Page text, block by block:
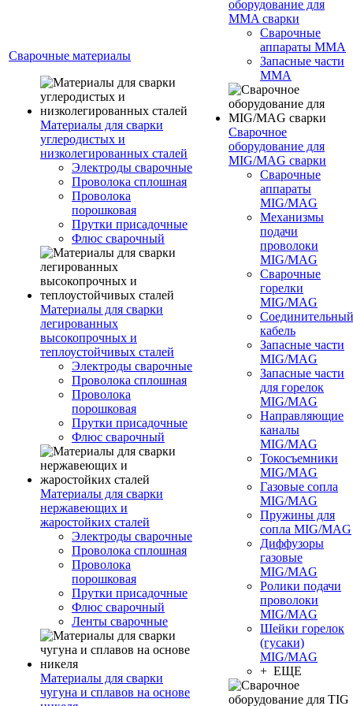
Сварочные материалы
Материалы для сварки
углеродистых и
низколегированных сталей
Электроды сварочные
Проволока сплошная
Проволока
порошковая
Прутки присадочные
Флюс сварочный
Материалы для сварки
легированных
высокопрочных и
теплоустойчивых сталей
Электроды сварочные
Проволока сплошная
Проволока
порошковая
Прутки присадочные
Флюс сварочный
Материалы для сварки
нержавеющих и
жаростойких сталей
Электроды сварочные
Проволока сплошная
Проволока
порошковая
Прутки присадочные
Флюс сварочный
Ленты сварочные
Материалы для сварки
чугуна и сплавов на основе
оборудование для
MMA сварки
Сварочные
аппараты MMA
Запасные части
MMA
Сварочное
оборудование для
MIG/MAG сварки
Сварочные
аппараты
MIG/MAG
Механизмы
подачи
проволоки
MIG/MAG
Сварочные
горелки
MIG/MAG
Соединительный
кабель
Запасные части
MIG/MAG
Запасные части
для горелок
MIG/MAG
Направляющие
каналы
MIG/MAG
Токосъемники
MIG/MAG
Газовые сопла
MIG/MAG
Пружины для
сопла MIG/MAG
Диффузоры
газовые
MIG/MAG
Ролики подачи
проволоки
MIG/MAG
Шейки горелок
(гусаки)
MIG/MAG
+ ЕЩЕ